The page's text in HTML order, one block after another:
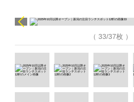
（ 33/37枚 ）